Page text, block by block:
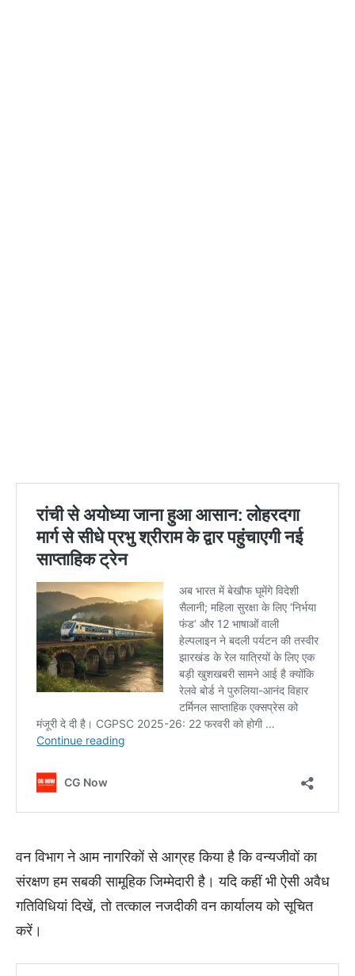
​वन विभाग ने आम नागरिकों से आग्रह किया है कि वन्यजीवों का
संरक्षण हम सबकी सामूहिक जिम्मेदारी है। यदि कहीं भी ऐसी अवैध
गतिविधियां दिखें, तो तत्काल नजदीकी वन कार्यालय को सूचित
करें।